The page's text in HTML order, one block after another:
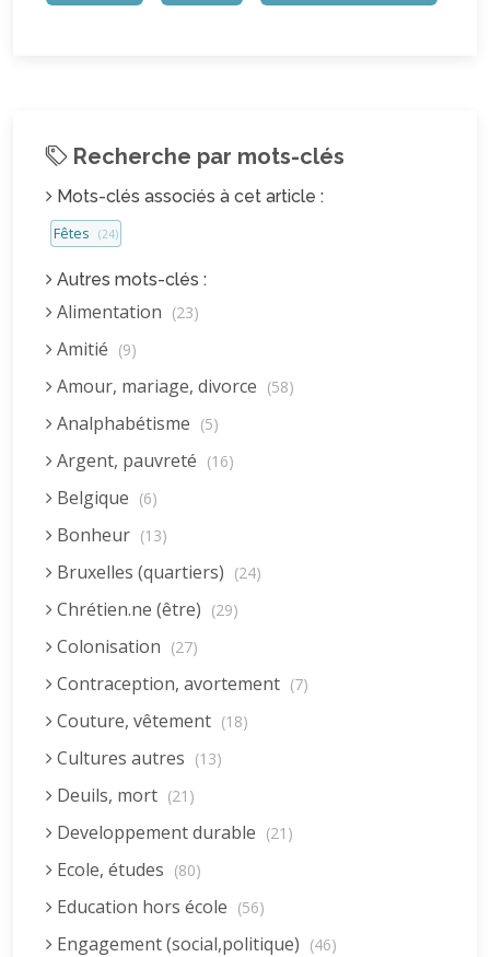
Recherche par mots-clés
Mots-clés associés à cet article :
Fêtes (24)
Autres mots-clés :
Alimentation (23)
Amitié (9)
Amour, mariage, divorce (58)
Analphabétisme (5)
Argent, pauvreté (16)
Belgique (6)
Bonheur (13)
Bruxelles (quartiers) (24)
Chrétien.ne (être) (29)
Colonisation (27)
Contraception, avortement (7)
Couture, vêtement (18)
Cultures autres (13)
Deuils, mort (21)
Developpement durable (21)
Ecole, études (80)
Education hors école (56)
Engagement (social,politique) (46)